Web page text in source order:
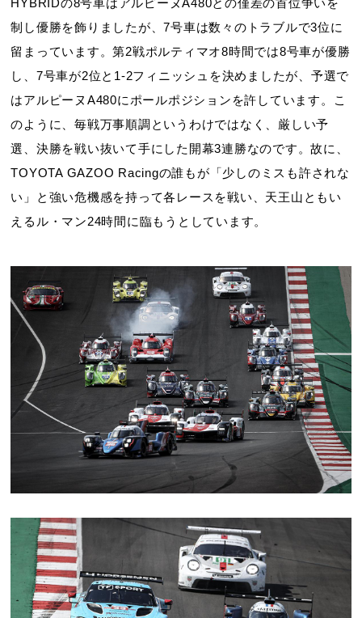
HYBRIDの8号車はアルピーヌA480との僅差の首位争いを
制し優勝を飾りましたが、7号車は数々のトラブルで3位に
留まっています。第2戦ポルティマオ8時間では8号車が優勝
し、7号車が2位と1-2フィニッシュを決めましたが、予選で
はアルピーヌA480にポールポジションを許しています。こ
のように、毎戦万事順調というわけではなく、厳しい予
選、決勝を戦い抜いて手にした開幕3連勝なのです。故に、
TOYOTA GAZOO Racingの誰もが「少しのミスも許されな
い」と強い危機感を持って各レースを戦い、天王山ともい
えるル・マン24時間に臨もうとしています。